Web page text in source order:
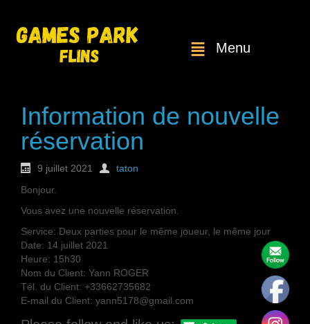
Menu
Information de nouvelle
réservation
9 juillet 2021
taton
Bonjour.
Vous avez une nouvelle réservation.
Service: Deux parties pour le même joueur, le même jour
Date: 14 juillet 2021
Heure: 15h30
Nom du Client: Yann ROGER
Tél. du Client: +33662735682
E-mail du Client: yann5178@gmail.com